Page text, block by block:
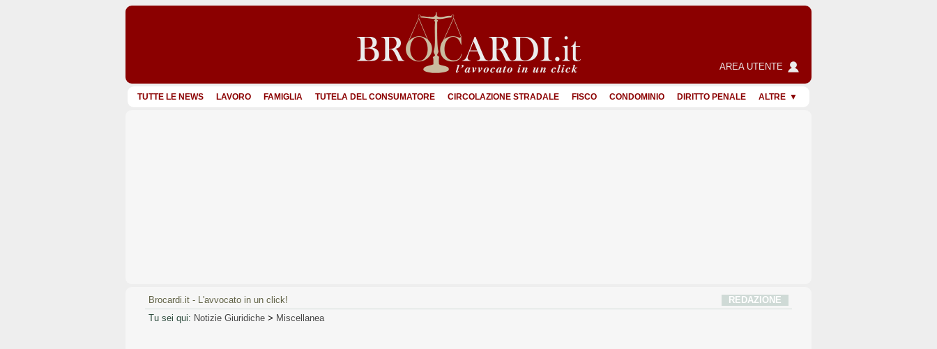
AREA UTENTE
TUTTE LE NEWS LAVORO FAMIGLIA TUTELA DEL CONSUMATORE CIRCOLAZIONE STRADALE FISCO CONDOMINIO DIRITTO PENALE ALTRE
Brocardi.it - L'avvocato in un click!
REDAZIONE
Tu sei qui: Notizie Giuridiche > Miscellanea